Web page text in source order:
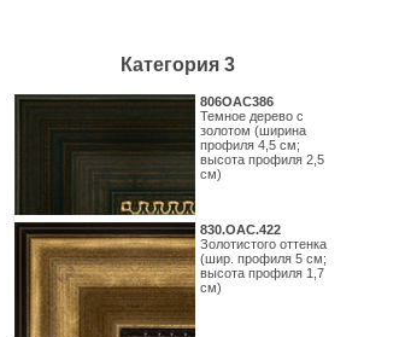
Категория 3
806OAC386
Темное дерево с
золотом (ширина
профиля 4,5 см;
высота профиля 2,5
см)
830.ОАС.422
Золотистого оттенка
(шир. профиля 5 см;
высота профиля 1,7
см)